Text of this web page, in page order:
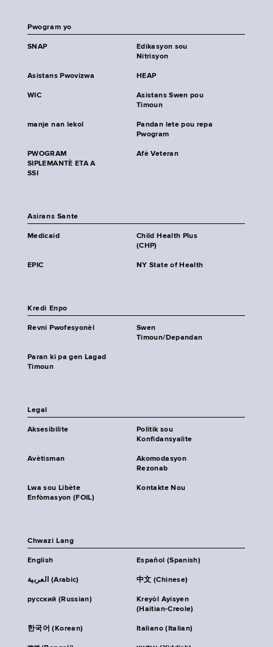
Pwogram yo
SNAP
Edikasyon sou
Nitrisyon
Asistans Pwovizwa HEAP
WIC
Asistans Swen pou
Timoun
manje nan lekol
Pandan lete pou repa
Pwogram
PWOGRAM
SIPLEMANTÈ ETA A
SSI
Afè Veteran
Asirans Sante
Medicaid
Child Health Plus
(CHP)
EPIC NY State of Health
Kredi Enpo
Revni Pwofesyonèl
Swen
Timoun/Depandan
Paran ki pa gen Lagad
Timoun
Legal
Aksesibilite
Politik sou
Konfidansyalite
Avètisman
Akomodasyon
Rezonab
Lwa sou Libète
Enfòmasyon (FOIL)
Kontakte Nou
Chwazi Lang
English Español (Spanish)
العربية (Arabic) 中文 (Chinese)
русский (Russian)
Kreyòl Ayisyen
(Haitian-Creole)
한국어 (Korean) Italiano (Italian)